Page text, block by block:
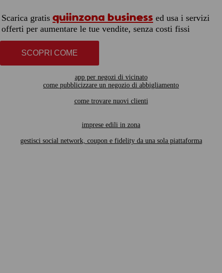
Scarica gratis quiinzona business ed usa i servizi
offerti per aumentare le tue vendite, senza costi fissi
SCOPRI COME
app per negozi di vicinato
come pubblicizzare un negozio di abbigliamento
come trovare nuovi clienti
imprese edili in zona
gestisci social network, coupon e fidelity da una sola piattaforma